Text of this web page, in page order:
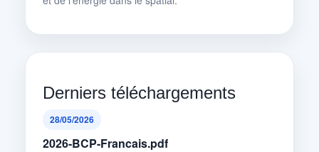
Derniers téléchargements
28/05/2026
2026-BCP-Francais.pdf